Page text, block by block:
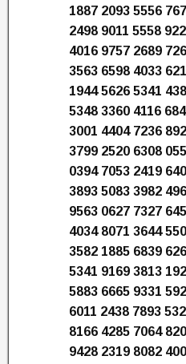
1887 2093 5556
2498 9011 5558
4016 9757 2689
3563 6598 4033
1944 5626 5341
5348 3360 4116
3001 4404 7236
3799 2520 6308
0394 7053 2419
3893 5083 3982
9563 0627 7327
4034 8071 3644
3582 1885 6839
5341 9169 3813
5883 6665 9331
6011 2438 7893
8166 4285 7064
9428 2319 8082